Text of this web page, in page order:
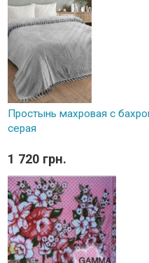
Простынь махровая с
серая
1 720 грн.